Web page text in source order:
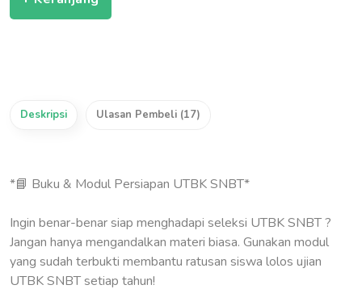
Deskripsi Ulasan Pembeli (17)
*📘 Buku & Modul Persiapan UTBK SNBT*
Ingin benar-benar siap menghadapi seleksi UTBK SNBT ?
Jangan hanya mengandalkan materi biasa. Gunakan modul
yang sudah terbukti membantu ratusan siswa lolos ujian
UTBK SNBT setiap tahun!